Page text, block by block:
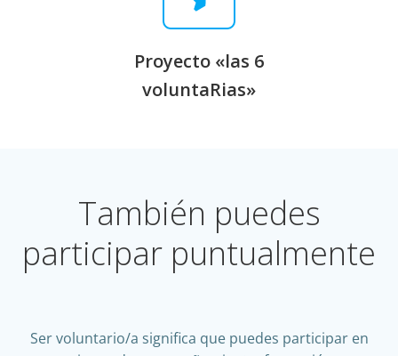
Proyecto «las 6
voluntaRias»
También puedes
participar puntualmente
Ser voluntario/a significa que puedes participar en